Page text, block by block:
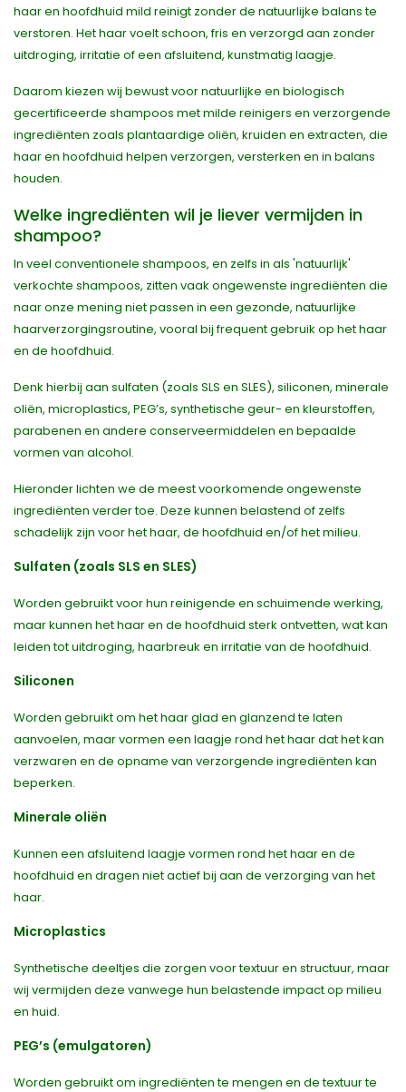
haar en hoofdhuid mild reinigt zonder de natuurlijke balans te
verstoren. Het haar voelt schoon, fris en verzorgd aan zonder
uitdroging, irritatie of een afsluitend, kunstmatig laagje.
Daarom kiezen wij bewust voor natuurlijke en biologisch
gecertificeerde shampoos met milde reinigers en verzorgende
ingrediënten zoals plantaardige oliën, kruiden en extracten, die
haar en hoofdhuid helpen verzorgen, versterken en in balans
houden.
Welke ingrediënten wil je liever vermijden in
shampoo?
In veel conventionele shampoos, en zelfs in als 'natuurlijk'
verkochte shampoos, zitten vaak ongewenste ingrediënten die
naar onze mening niet passen in een gezonde, natuurlijke
haarverzorgingsroutine, vooral bij frequent gebruik op het haar
en de hoofdhuid.
Denk hierbij aan sulfaten (zoals SLS en SLES), siliconen, minerale
oliën, microplastics, PEG’s, synthetische geur- en kleurstoffen,
parabenen en andere conserveermiddelen en bepaalde
vormen van alcohol.
Hieronder lichten we de meest voorkomende ongewenste
ingrediënten verder toe. Deze kunnen belastend of zelfs
schadelijk zijn voor het haar, de hoofdhuid en/of het milieu.
Sulfaten (zoals SLS en SLES)
Worden gebruikt voor hun reinigende en schuimende werking,
maar kunnen het haar en de hoofdhuid sterk ontvetten, wat kan
leiden tot uitdroging, haarbreuk en irritatie van de hoofdhuid.
Siliconen
Worden gebruikt om het haar glad en glanzend te laten
aanvoelen, maar vormen een laagje rond het haar dat het kan
verzwaren en de opname van verzorgende ingrediënten kan
beperken.
Minerale oliën
Kunnen een afsluitend laagje vormen rond het haar en de
hoofdhuid en dragen niet actief bij aan de verzorging van het
haar.
Microplastics
Synthetische deeltjes die zorgen voor textuur en structuur, maar
wij vermijden deze vanwege hun belastende impact op milieu
en huid.
PEG’s (emulgatoren)
Worden gebruikt om ingrediënten te mengen en de textuur te